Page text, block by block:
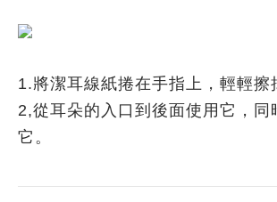
1.將潔耳線紙捲在手指上，輕輕擦
2,從耳朵的入口到後面使用它，同
它。